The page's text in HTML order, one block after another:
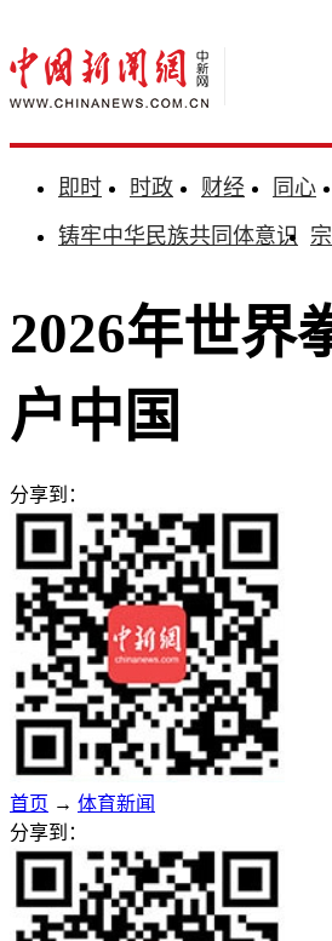
即时 时政 财经 同心
铸牢中华民族共同体意识
2026年世界
户中国
分享到：
首页 → 体育新闻
分享到：